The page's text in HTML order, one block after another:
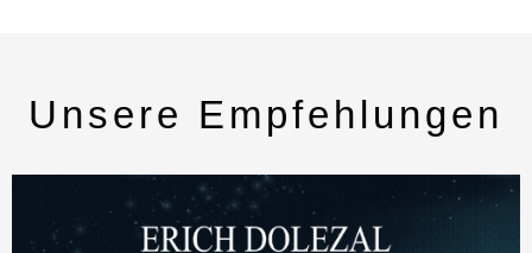
Unsere Empfehlungen